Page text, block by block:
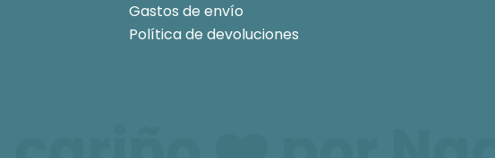
Gastos de envío
Política de devoluciones